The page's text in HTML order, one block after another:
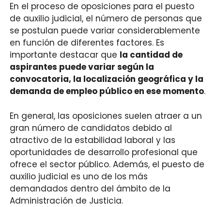
En el proceso de oposiciones para el puesto
de auxilio judicial, el número de personas que
se postulan puede variar considerablemente
en función de diferentes factores. Es
importante destacar que la cantidad de
aspirantes puede variar según la
convocatoria, la localización geográfica y la
demanda de empleo público en ese momento.
En general, las oposiciones suelen atraer a un
gran número de candidatos debido al
atractivo de la estabilidad laboral y las
oportunidades de desarrollo profesional que
ofrece el sector público. Además, el puesto de
auxilio judicial es uno de los más
demandados dentro del ámbito de la
Administración de Justicia.